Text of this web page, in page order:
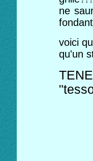
ne
voici
qu'un